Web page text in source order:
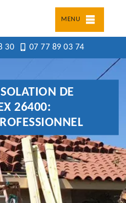
MENU
30 07 77 89 03 74
DE
26400: